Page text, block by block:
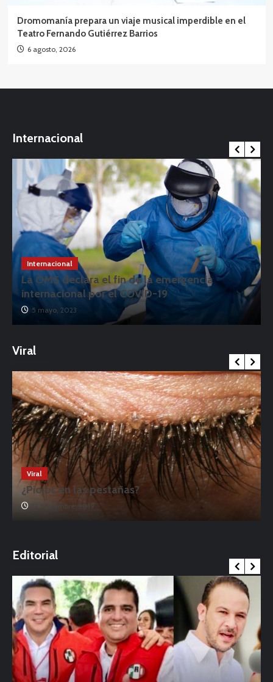
Dromomanía prepara un viaje musical imperdible en el
Teatro Fernando Gutiérrez Barrios
6 agosto, 2026
Internacional
Internacional
La OMS declara el fin de la emergencia
internacional por el COVID-19
5 mayo, 2023
Viral
Viral
¿Piojos en las pestañas?
17 noviembre, 2019
Editorial